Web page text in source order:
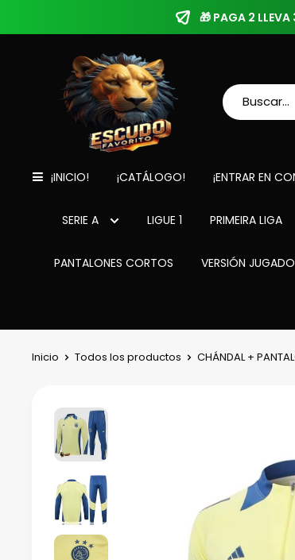
🎁 PAGA 2
¡INICIO! ¡CATÁLOGO! ¡ENTRAR EN
SERIE A LIGUE 1 PRIMEIRA LIGA
PANTALONES CORTOS VERSIÓN
Inicio Todos los productos CHÁNDAL +